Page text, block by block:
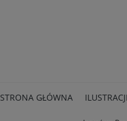
STRONA GŁÓWNA